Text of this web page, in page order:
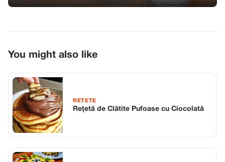
You might also like
RETETE
Rețetă de Clătite Pufoase cu Ciocolată